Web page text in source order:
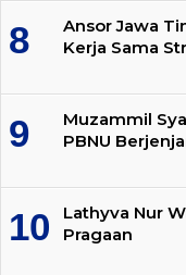
Ansor Jawa
Kerja Sama
Muzammil
PBNU
Lathyva Nur
Pragaan